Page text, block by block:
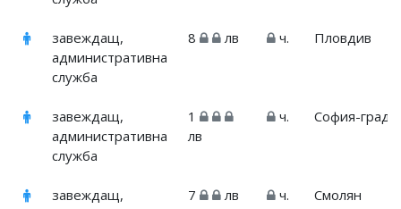
завеждащ,
административна
служба
8 лв ч. Пловдив
завеждащ,
административна
служба
1
лв
ч. София-град
завеждащ,
7 лв ч. Смолян